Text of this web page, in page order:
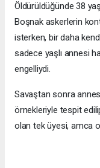
Öldürüldüğünde 38
Boşnak askerlerin
isterken, bir daha
sadece yaşlı annesi
engelliydi.
Savaştan sonra
örnekleriyle tespit
olan tek üyesi, amca